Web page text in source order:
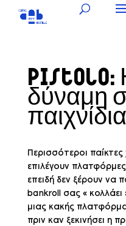
Pistolo:
δύναμη
Περισσότεροι
επιλέγουν
επειδή δεν ξέρουν να
bankroll σας «
μιας κακής
πριν καν ξεκινήσει η